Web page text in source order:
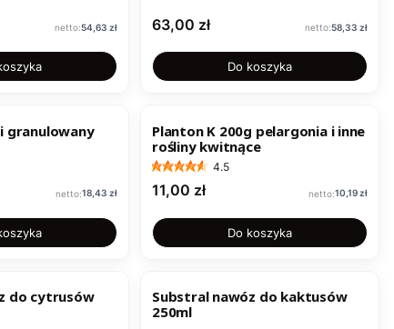
Cena
54,63 zł Cena
63,00 zł Cena
58,33 zł
Do koszyka
granulowany
Cena
18,43 zł
Planton K 200g pelargonia i inne
rośliny kwitnące
4.5
Cena
11,00 zł Cena
10,19 zł
Do koszyka
do cytrusów
Substral nawóz do kaktusów
250ml